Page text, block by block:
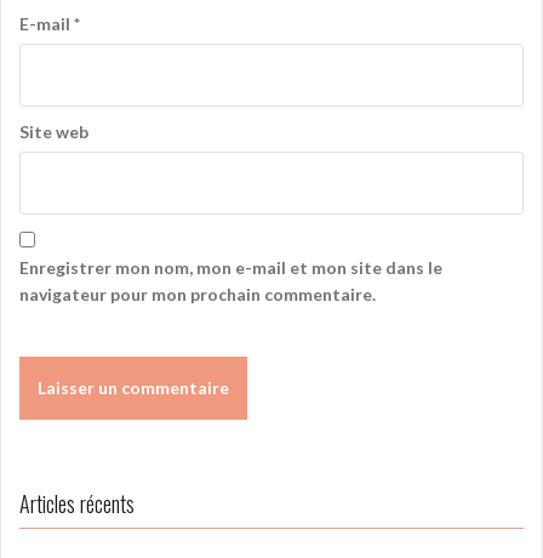
E-mail *
Site web
Enregistrer mon nom, mon e-mail et mon site dans le
navigateur pour mon prochain commentaire.
Articles récents